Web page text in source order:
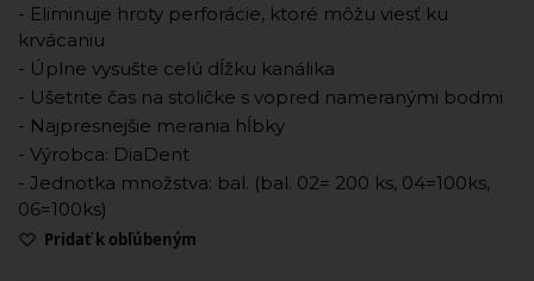
- Eliminuje hroty perforácie, ktoré môžu viesť ku
krvácaniu
- Úplne vysušte celú dĺžku kanálika
- Ušetrite čas na stoličke s vopred nameranými bodmi
- Najpresnejšie merania hĺbky
- Výrobca: DiaDent
- Jednotka množstva: bal. (bal. 02= 200 ks, 04=100ks,
06=100ks)
Pridať k obľúbeným